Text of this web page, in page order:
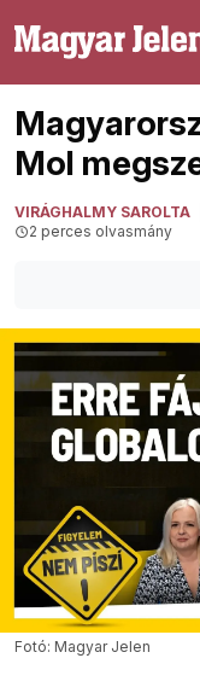
Mol
VIRÁGHALMY SAROLTA
2 perces olvasmány
Fotó: Magyar Jelen